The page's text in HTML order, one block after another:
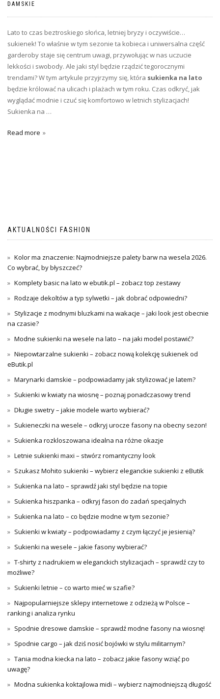
DAMSKIE
Lato to czas beztroskiego słońca, letniej bryzy i oczywiście…
sukienek! To właśnie w tym sezonie ta kobieca i uniwersalna część
garderoby staje się centrum uwagi, przywołując w nas uczucie
lekkości i swobody. Ale jaki styl będzie rządzić tegorocznymi
trendami? W tym artykule przyjrzymy się, która sukienka na lato
będzie królować na ulicach i plażach w tym roku. Czas odkryć, jak
wyglądać modnie i czuć się komfortowo w letnich stylizacjach!
Sukienka na …
Read more
AKTUALNOŚCI FASHION
Kolor ma znaczenie: Najmodniejsze palety barw na wesela 2026.
Co wybrać, by błyszczeć?
Komplety basic na lato w ebutik.pl – zobacz top zestawy
Rodzaje dekoltów a typ sylwetki – jak dobrać odpowiedni?
Stylizacje z modnymi bluzkami na wakacje – jaki look jest obecnie
na czasie?
Modne sukienki na wesele na lato – na jaki model postawić?
Niepowtarzalne sukienki – zobacz nową kolekcję sukienek od
eButik.pl
Marynarki damskie – podpowiadamy jak stylizować je latem?
Sukienki w kwiaty na wiosnę – poznaj ponadczasowy trend
Długie swetry – jakie modele warto wybierać?
Sukieneczki na wesele – odkryj urocze fasony na obecny sezon!
Sukienka rozkloszowana idealna na różne okazje
Letnie sukienki maxi – stwórz romantyczny look
Szukasz Mohito sukienki – wybierz eleganckie sukienki z eButik
Sukienka na lato – sprawdź jaki styl będzie na topie
Sukienka hiszpanka – odkryj fason do zadań specjalnych
Sukienka na lato – co będzie modne w tym sezonie?
Sukienki w kwiaty – podpowiadamy z czym łączyć je jesienią?
Sukienki na wesele – jakie fasony wybierać?
T-shirty z nadrukiem w eleganckich stylizacjach – sprawdź czy to
możliwe?
Sukienki letnie – co warto mieć w szafie?
Najpopularniejsze sklepy internetowe z odzieżą w Polsce –
ranking i analiza rynku
Spodnie dresowe damskie – sprawdź modne fasony na wiosnę!
Spodnie cargo – jak dziś nosić bojówki w stylu militarnym?
Tania modna kiecka na lato – zobacz jakie fasony wziąć po
uwagę?
Modna sukienka koktajlowa midi – wybierz najmodniejszą długość